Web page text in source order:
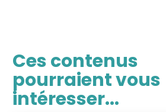
Ces contenus
pourraient vous
intéresser...